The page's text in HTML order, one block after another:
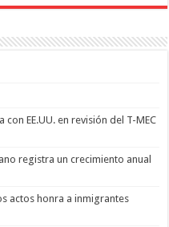
EE.UU. en revisión del T-MEC
registra un crecimiento anual
actos honra a inmigrantes